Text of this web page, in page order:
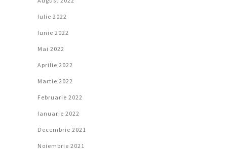
Iulie 2022
Iunie 2022
Mai 2022
Aprilie 2022
Martie 2022
Februarie 2022
Ianuarie 2022
Decembrie 2021
Noiembrie 2021